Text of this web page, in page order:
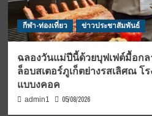
กีฬา-ท่องเที่ยว ข่าวประชาสัมพันธ์
ฉลองวันแม่ปีนี้ด้วยบุฟเฟต์มื้อก
ล็อบสเตอร์ภูเก็ตย่างรสเลิศณ โ
แบบงคอค
admin1 05/08/2026